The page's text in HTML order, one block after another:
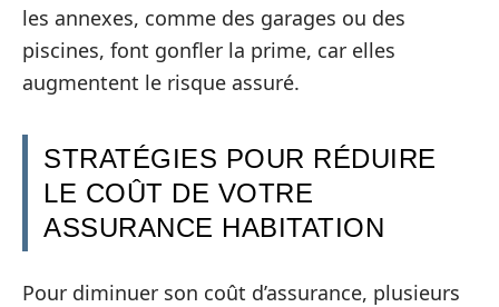
les annexes, comme des garages ou des
piscines, font gonfler la prime, car elles
augmentent le risque assuré.
STRATÉGIES POUR RÉDUIRE
LE COÛT DE VOTRE
ASSURANCE HABITATION
Pour diminuer son coût d’assurance, plusieurs